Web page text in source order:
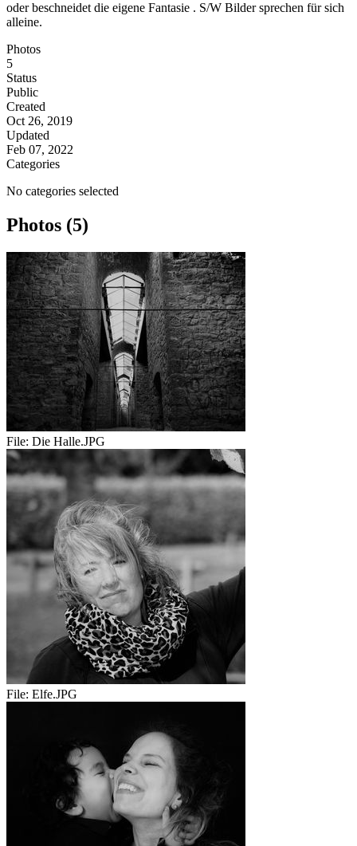
oder beschneidet die eigene Fantasie . S/W Bilder sprechen für sich
alleine.
Photos
5
Status
Public
Created
Oct 26, 2019
Updated
Feb 07, 2022
Categories
No categories selected
Photos (5)
File: Die Halle.JPG
File: Elfe.JPG